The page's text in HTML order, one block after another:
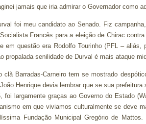
jamais que iria admirar o Governador como
foi meu candidato ao Senado. Fiz
Francês para a eleição de Chirac
em questão era Rodolfo Tourinho (PFL –
propalada senilidade de Durval é mais ataque
clã Barradas-Carneiro tem se mostrado
Henrique devia lembrar que se sua
foi largamente graças ao Governo do Estado
em que viviamos culturalmente se deve
Fundação Municipal Gregório de